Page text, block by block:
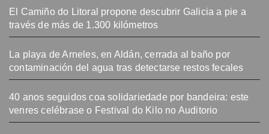
El Camiño do Litoral propone descubrir Galicia a pie a
través de más de 1.300 kilómetros
La playa de Arneles, en Aldán, cerrada al baño por
contaminación del agua tras detectarse restos fecales
40 anos seguidos coa solidariedade por bandeira: este
venres celébrase o Festival do Kilo no Auditorio